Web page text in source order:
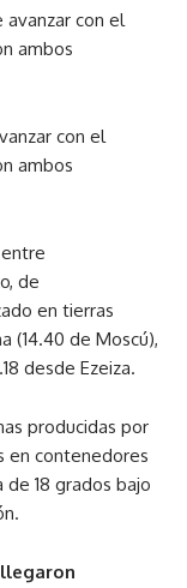
con el
ambos
de
en tierras
(14.40 de Moscú),
desde Ezeiza.
producidas por
en contenedores
18 grados bajo